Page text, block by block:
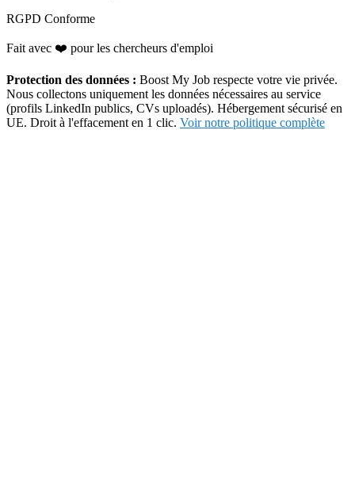
RGPD Conforme
Fait avec ❤️ pour les chercheurs d'emploi
Protection des données : Boost My Job respecte votre vie privée.
Nous collectons uniquement les données nécessaires au service
(profils LinkedIn publics, CVs uploadés). Hébergement sécurisé en
UE. Droit à l'effacement en 1 clic. Voir notre politique complète